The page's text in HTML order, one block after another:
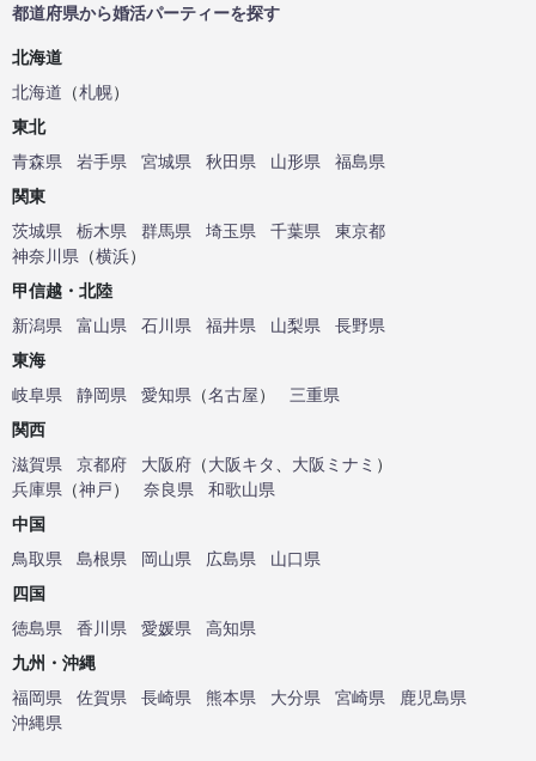
都道府県から婚活パーティーを探す
北海道
北海道 （札幌）
東北
青森県
岩手県 宮城県 秋田県 山形県
福島県
関東
茨城県
栃木県 群馬県 埼玉県 千葉県
東京都
神奈川県 （横浜）
甲信越・北陸
新潟県
富山県 石川県 福井県 山梨県
長野県
東海
岐阜県
静岡県 愛知県 （名古屋）
三重県
関西
滋賀県
京都府 大阪府 （大阪キタ 大阪ミナミ ）
兵庫県 （神戸） 奈良県
和歌山県
中国
鳥取県
島根県 岡山県 広島県
山口県
四国
徳島県
香川県 愛媛県
高知県
九州・沖縄
福岡県
佐賀県 長崎県 熊本県 大分県 宮崎県
鹿児島県
沖縄県